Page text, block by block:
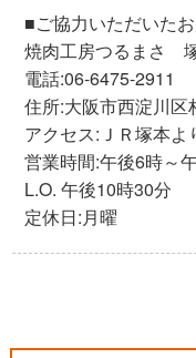
■ご協力いただいた
焼肉工房つるまさ
電話:06-6475-2911
住所:大阪市西淀川
アクセス:ＪＲ塚本よ
営業時間:午後6時～
L.O. 午後10時30分
定休日:月曜